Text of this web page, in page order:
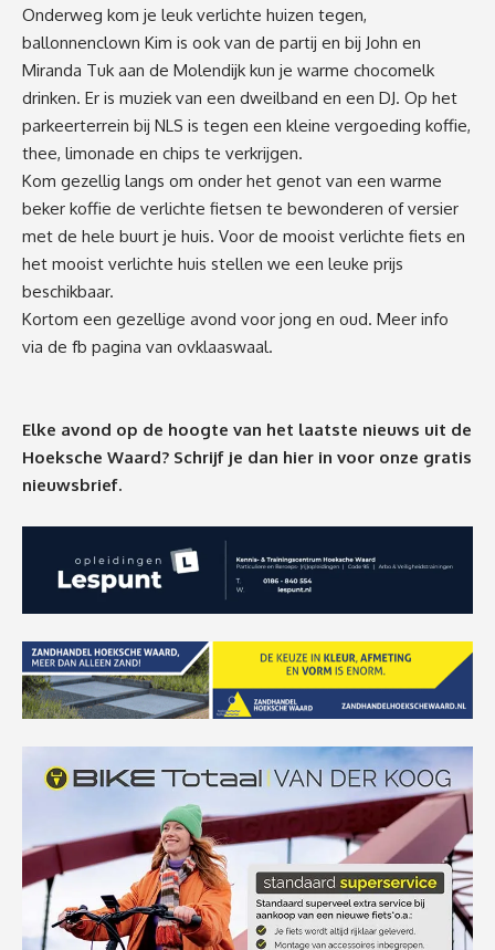
Onderweg kom je leuk verlichte huizen tegen,
ballonnenclown Kim is ook van de partij en bij John en
Miranda Tuk aan de Molendijk kun je warme chocomelk
drinken. Er is muziek van een dweilband en een DJ. Op het
parkeerterrein bij NLS is tegen een kleine vergoeding koffie,
thee, limonade en chips te verkrijgen.
Kom gezellig langs om onder het genot van een warme
beker koffie de verlichte fietsen te bewonderen of versier
met de hele buurt je huis. Voor de mooist verlichte fiets en
het mooist verlichte huis stellen we een leuke prijs
beschikbaar.
Kortom een gezellige avond voor jong en oud. Meer info
via de fb pagina van ovklaaswaal.
Elke avond op de hoogte van het laatste nieuws uit de
Hoeksche Waard? Schrijf je dan hier in voor onze gratis
nieuwsbrief.